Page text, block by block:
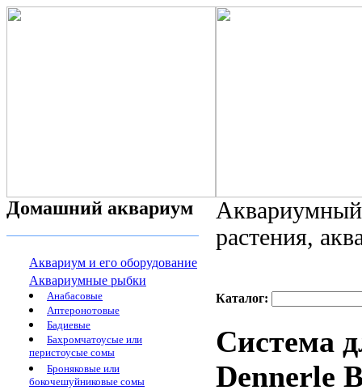
Домашний аквариум
Аквариум и его оборудование
Аквариумные рыбки
Анабасовые
Аптеронотовые
Бадиевые
Бахромчатоусые или
перистоусые сомы
Броняковые или
бокочешуйниковые сомы
растения,
Каталог:
Система
Dennerle